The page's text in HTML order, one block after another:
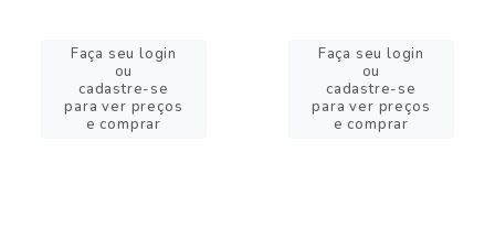
Faça seu login
ou
cadastre-se
para ver preços
e comprar
Faça seu login
ou
cadastre-se
para ver preços
e comprar